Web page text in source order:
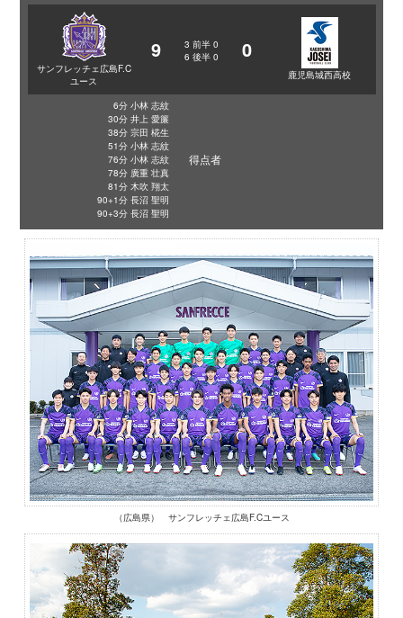
サンフレッチェ広島F.C
ユース
9 3 前半 0
6 後半 0 0
鹿児島城西高校
6分 小林 志紋
30分 井上 愛簾
38分 宗田 椛生
51分 小林 志紋
76分 小林 志紋
78分 廣重 壮真
81分 木吹 翔太
90+1分 長沼 聖明
90+3分 長沼 聖明
得点者
（広島県） サンフレッチェ広島F.Cユース